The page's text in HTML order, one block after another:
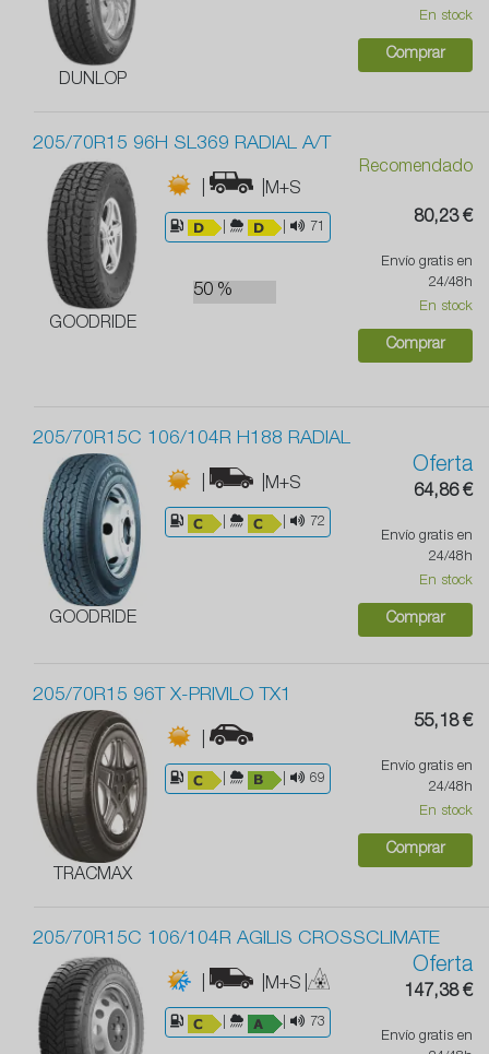
DUNLOP
En stock
Comprar
205/70R15 96H SL369 RADIAL A/T
GOODRIDE
| |M+S
71
50 %
Recomendado
80,23 €
Envío gratis en
24/48h
En stock
Comprar
205/70R15C 106/104R H188 RADIAL
GOODRIDE
| |M+S
72
Oferta
64,86 €
Envío gratis en
24/48h
En stock
Comprar
205/70R15 96T X-PRIVILO TX1
TRACMAX
|
69
55,18 €
Envío gratis en
24/48h
En stock
Comprar
205/70R15C 106/104R AGILIS CROSSCLIMATE
| |M+S |
73
Oferta
147,38 €
Envío gratis en